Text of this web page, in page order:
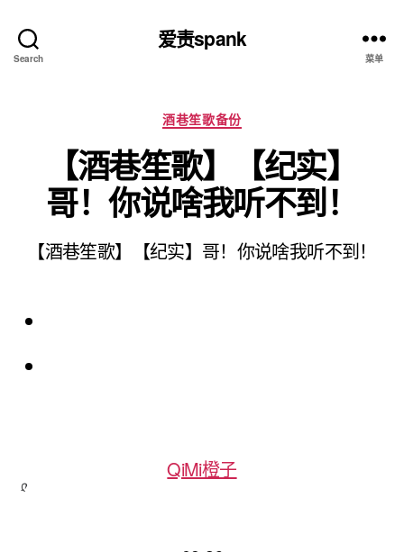
Search
爱责spank
菜单
分
类
酒巷笙歌备份
【酒巷笙歌】【纪实】
哥！你说啥我听不到！
【酒巷笙歌】【纪实】哥！你说啥我听不到！
QiMi橙子